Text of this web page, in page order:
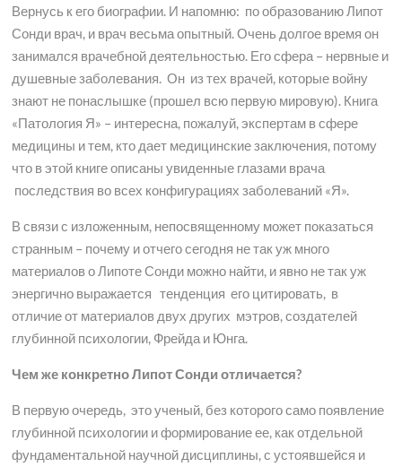
Вернусь к его биографии. И напомню: по образованию Липот
Сонди врач, и врач весьма опытный. Очень долгое время он
занимался врачебной деятельностью. Его сфера – нервные и
душевные заболевания. Он из тех врачей, которые войну
знают не понаслышке (прошел всю первую мировую). Книга
«Патология Я» – интересна, пожалуй, экспертам в сфере
медицины и тем, кто дает медицинские заключения, потому
что в этой книге описаны увиденные глазами врача
последствия во всех конфигурациях заболеваний «Я».
В связи с изложенным, непосвященному может показаться
странным – почему и отчего сегодня не так уж много
материалов о Липоте Сонди можно найти, и явно не так уж
энергично выражается тенденция его цитировать, в
отличие от материалов двух других мэтров, создателей
глубинной психологии, Фрейда и Юнга.
Чем же конкретно Липот Сонди отличается?
В первую очередь, это ученый, без которого само появление
глубинной психологии и формирование ее, как отдельной
фундаментальной научной дисциплины, с устоявшейся и